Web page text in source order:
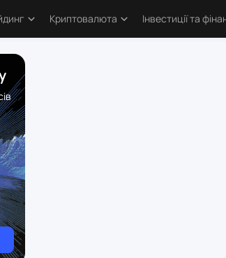
трейдингу
трейдинга
стратегії
Криптовалюта Інвестиції та